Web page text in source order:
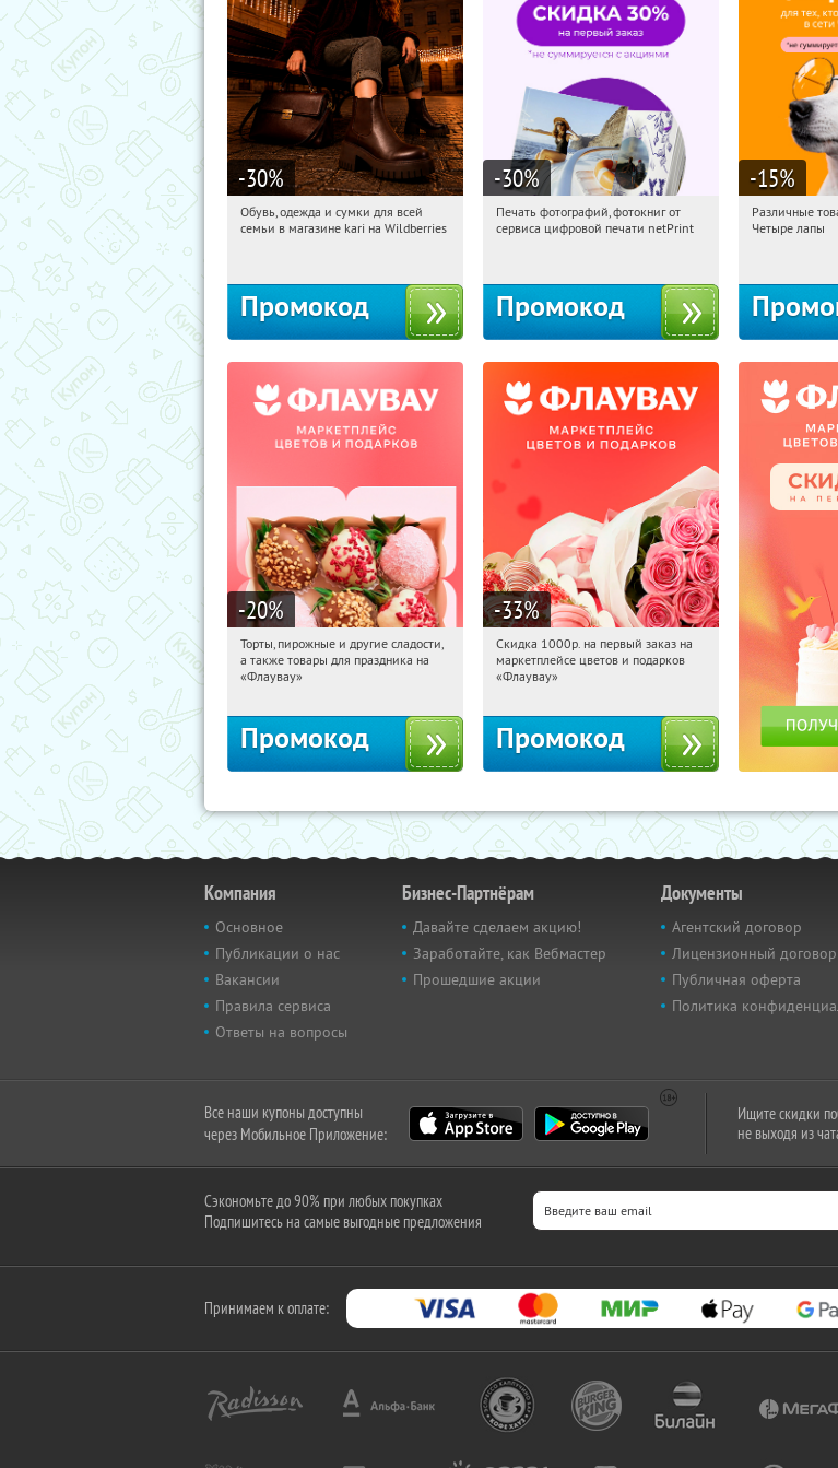
-30%
13:20:01 Получили:
Обувь, одежда и сумки для всей
семьи в магазине kari на Wildberries
Промокод
-30%
13:20:01 Получили:
Печать фотографий, фотокниг от
сервиса цифровой печати netPrint
Промокод
-15%
13:20:01
Различные
Четыре лапы
-20%
13:20:01 Получили:
Россия
Торты, пирожные и другие сладости,
а также товары для праздника на
«Флаувау»
Промокод
-33%
13:20:01 Получили:
Россия
Скидка 1000р. на первый заказ на
маркетплейсе цветов и подарков
«Флаувау»
Промокод
Компания
Основное
Публикации о нас
Вакансии
Правила сервиса
Ответы на вопросы
Бизнес-Партнёрам
Давайте сделаем акцию!
Заработайте, как Вебмастер
Прошедшие акции
Документы
Агентский договор
Лицензионный договор
Публичная оферта
Политика
Все наши купоны доступны
через Мобильное Приложение:
Ищите скидки
не выходя из
Сэкономьте до 90% при любых покупках
Подпишитесь на самые выгодные предложения
Принимаем к оплате: